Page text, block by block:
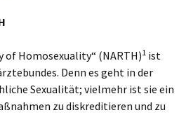
of Homosexuality“ (NARTH)1 ist
Denn es geht in der
Sexualität; vielmehr ist sie ein
zu diskreditieren und zu